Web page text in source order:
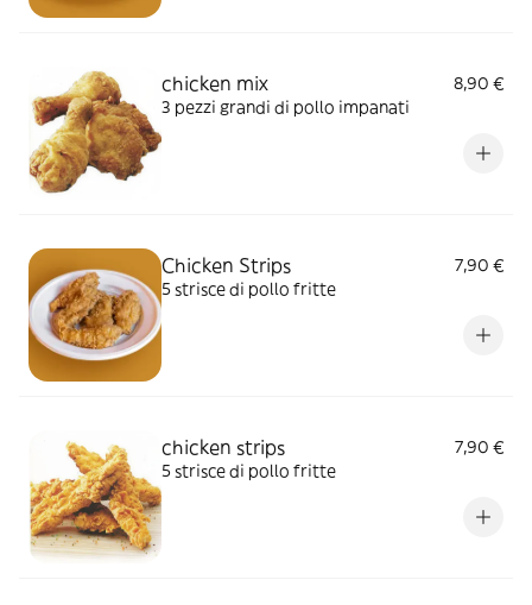
chicken mix
8,90 €
3 pezzi grandi di pollo impanati
Chicken Strips
7,90 €
5 strisce di pollo fritte
chicken strips
7,90 €
5 strisce di pollo fritte